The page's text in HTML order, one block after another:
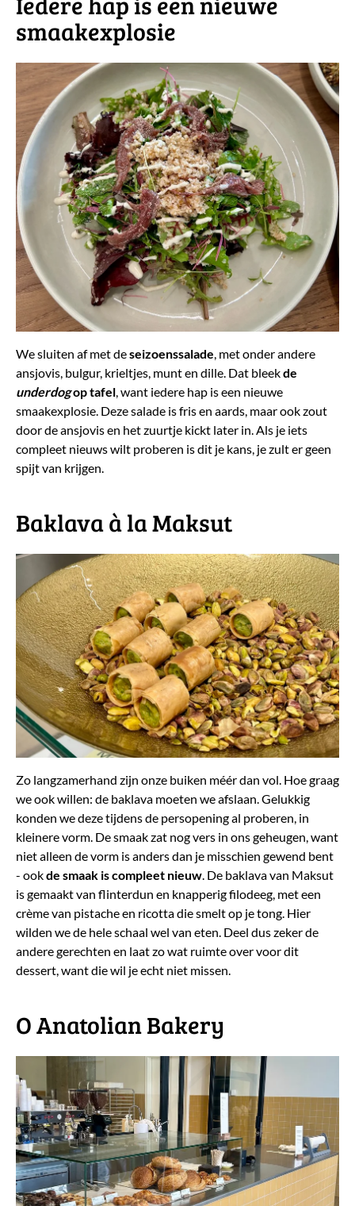
smaakexplosie
We sluiten af met deseizoenssalade, met onder andere
ansjovis, bulgur, krieltjes, munt en dille. Dat bleekde
underdogop tafel, want iedere hap is een nieuwe
smaakexplosie. Deze salade is fris en aards, maar ook zout
door de ansjovis en het zuurtje kickt later in. Als je iets
compleet nieuws wilt proberen is dit je kans, je zult er geen
spijt van krijgen.
​Baklava à la Maksut
Zo langzamerhand zijn onze buiken méér dan vol. Hoe graag
we ook willen: de baklava moeten we afslaan. Gelukkig
konden we deze tijdens de persopening al proberen, in
kleinere vorm. De smaak zat nog vers in ons geheugen, want
niet alleen de vorm is anders dan je misschien gewend bent
- ookde smaak is compleet nieuw. De baklava van Maksut
is gemaakt van flinterdun en knapperig filodeeg, met een
crème van pistache en ricotta die smelt op je tong. Hier
wilden we de hele schaal wel van eten. Deel dus zeker de
andere gerechten en laat zo wat ruimte over voor dit
dessert, want die wil je echt niet missen.
O Anatolian Bakery